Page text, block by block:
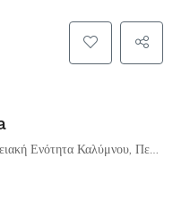
Αιγαίου, Αποκεντρωμένη Διοίκηση Αιγαίου, Ελλάδα